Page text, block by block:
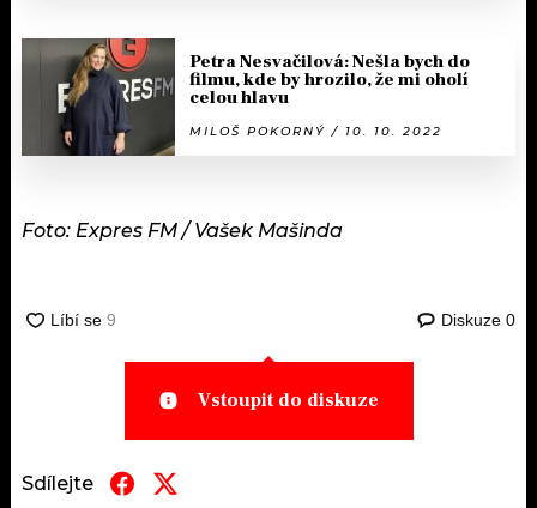
Petra Nesvačilová: Nešla bych do
filmu, kde by hrozilo, že mi oholí
celou hlavu
MILOŠ POKORNÝ / 10. 10. 2022
Foto: Expres FM / Vašek Mašinda
Diskuze 0
Vstoupit do diskuze
Sdílejte